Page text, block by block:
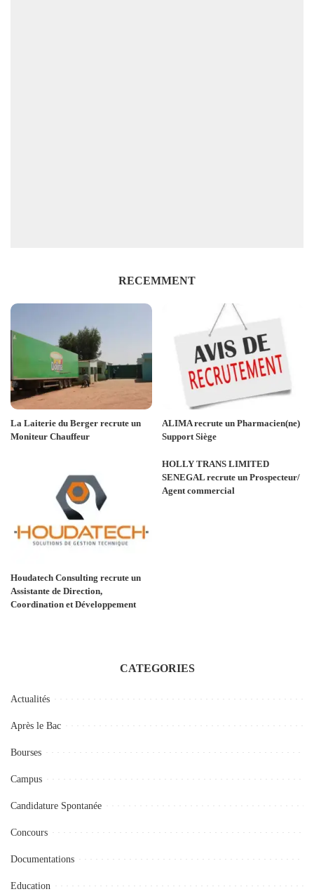
RECEMMENT
La Laiterie du Berger recrute un
Moniteur Chauffeur
ALIMA recrute un Pharmacien(ne)
Support Siège
Houdatech Consulting recrute un
Assistante de Direction,
Coordination et Développement
HOLLY TRANS LIMITED
SENEGAL recrute un Prospecteur/
Agent commercial
CATEGORIES
Actualités
Après le Bac
Bourses
Campus
Candidature Spontanée
Concours
Documentations
Education